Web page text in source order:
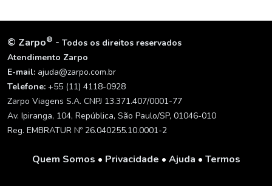
© Zarpo® - Todos os direitos reservados
Atendimento Zarpo
E-mail: ajuda@zarpo.com.br
Telefone: +55 (11) 4118-0928
Zarpo Viagens S.A. CNPJ 13.371.407/0001-77
Av. Ipiranga, 104, República, São Paulo/SP, 01046-010
Reg. EMBRATUR Nº 26.040255.10.0001-2
Quem Somos • Privacidade • Ajuda • Termos